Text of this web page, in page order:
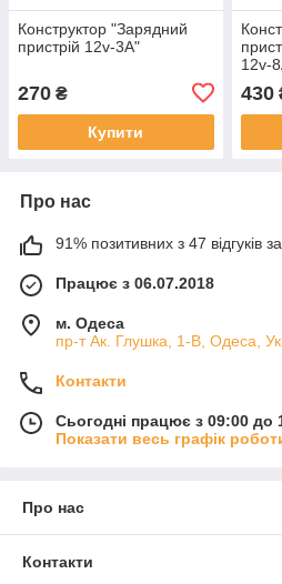
Конструктор "Зарядний
пристрій 12v-3A"
270 ₴
Купити
12v-
430
Про нас
91% позитивних з 47 відгуків за
Працює з 06.07.2018
м. Одеса
пр-т Ак. Глушка, 1-В, Одеса,
Контакти
Сьогодні працює з 09:00 до
Показати весь графік
Про нас
Контакти